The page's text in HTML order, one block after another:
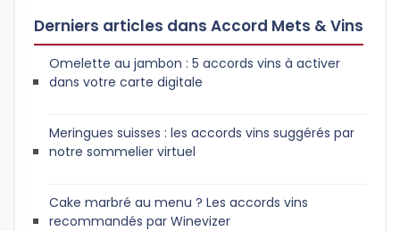
Derniers articles dans Accord Mets & Vins
Omelette au jambon : 5 accords vins à activer
dans votre carte digitale
Meringues suisses : les accords vins suggérés par
notre sommelier virtuel
Cake marbré au menu ? Les accords vins
recommandés par Winevizer